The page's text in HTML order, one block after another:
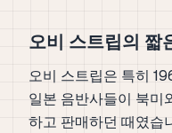
오비 스트립의 짧
오비 스트립은 특히
일본 음반사들이 북미
하고 판매하던 때였습